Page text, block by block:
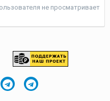
не просматривает